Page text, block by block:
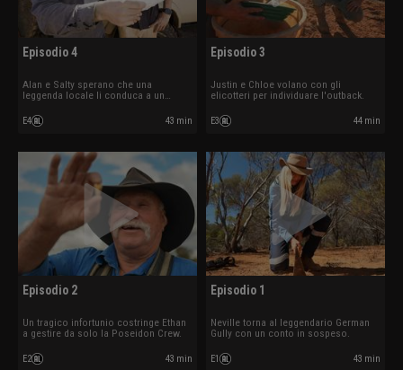
Episodio 4
Alan e Salty sperano che una
leggenda locale li conduca a un
E4 43 min
Episodio 3
Justin e Chloe volano con gli
elicotteri per individuare l'outback.
E3 44 min
Episodio 2
Un tragico infortunio costringe Ethan
a gestire da solo la Poseidon Crew.
E2 43 min
Episodio 1
Neville torna al leggendario German
Gully con un conto in sospeso.
E1 43 min